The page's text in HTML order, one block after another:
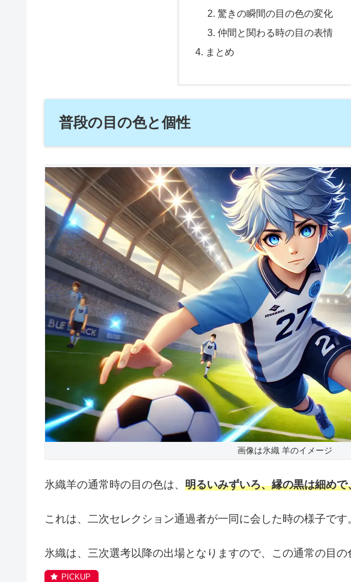
驚きの瞬間の目の色の変化
仲間と関わる時の目の表情
まとめ
普段の目の色と個性
画像は氷織 羊のイメージ
氷織羊の通常時の目の色は、 明るいみずいろ、縁の黒は細めで
これは、二次セレクション通過者が一同に会した時の様子です
氷織は、三次選考以降の出場となりますので、この通常の目の